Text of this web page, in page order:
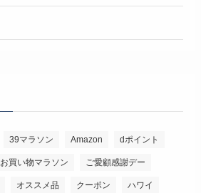
39マラソン Amazon dポイント
お買い物マラソン ご愛顧感謝デー
オススメ品 クーポン ハワイ